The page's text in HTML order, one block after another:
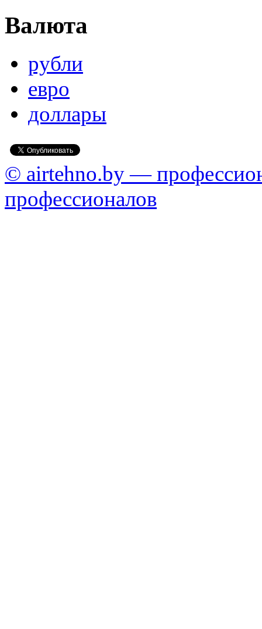
Валюта
рубли
евро
доллары
© airtehno.by —
профессионалов